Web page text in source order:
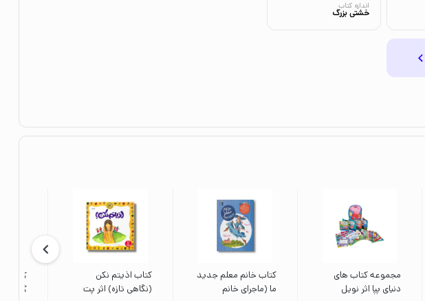
اندازه کتاب
خشتی بزرگ
مجموعه کتاب های
دنیای پپا اثر نویل
کتاب خانم معلم جدید
ما (ماجرای خانم
کتاب اذیتم نکن
(نگاهی تازه) اثر پت
کتاب